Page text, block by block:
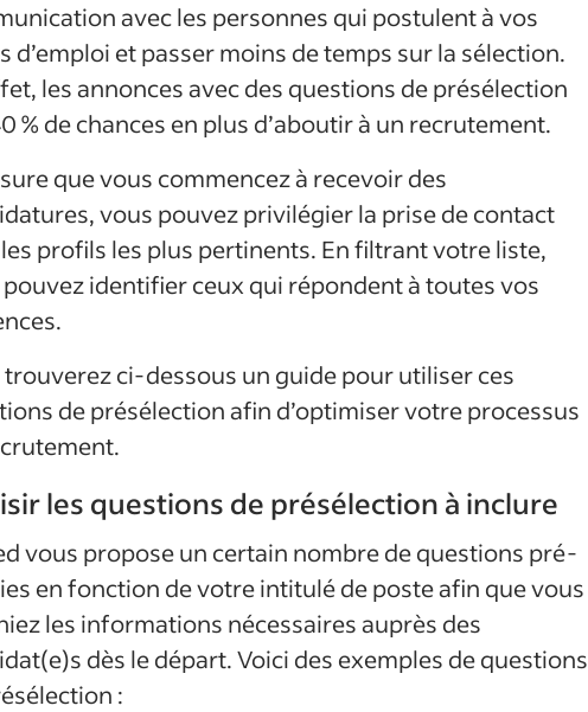
avec les personnes qui postulent à vos
d’emploi et passer moins de temps sur la sélection.
les annonces avec des questions de présélection
% de chances en plus d’aboutir à un recrutement.
que vous commencez à recevoir des
vous pouvez privilégier la prise de contact
profils les plus pertinents. En filtrant votre liste,
identifier ceux qui répondent à toutes vos
trouverez ci-dessous un guide pour utiliser ces
de présélection afin d’optimiser votre processus
les questions de présélection à inclure
vous propose un certain nombre de questions pré-
en fonction de votre intitulé de poste afin que vous
les informations nécessaires auprès des
dès le départ. Voici des exemples de questions
: